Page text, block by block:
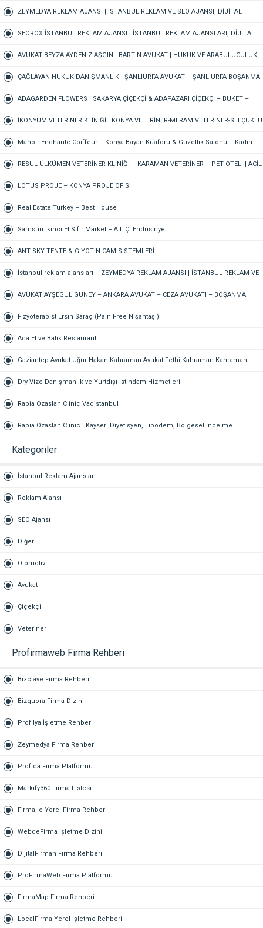
ZEYMEDYA REKLAM AJANSI | İSTANBUL REKLAM VE SEO AJANSI, DİJİTAL
PAZARLAMA AJANSI, SOSYAL MEDYA AJANSI, 360 REKLAM
SEOROX İSTANBUL REKLAM AJANSI | İSTANBUL REKLAM AJANSLARI, DİJİTAL
PAZARLAMA AJANSI, SEO AJANSI & SOSYAL MEDYA AJANSI
AVUKAT BEYZA AYDENİZ AŞGIN | BARTIN AVUKAT | HUKUK VE ARABULUCULUK
BÜROSU – AİLE, CEZA, İŞ HUKUKU, BOŞANMA AVUKATI
ÇAĞLAYAN HUKUK DANIŞMANLIK | ŞANLIURFA AVUKAT – ŞANLIURFA BOŞANMA
AVUKATI ŞANLIURFA TAZMİNAT AVUKATI ŞANLIURFA CEZA AVUKATI
ADAGARDEN FLOWERS | SAKARYA ÇİÇEKÇİ & ADAPAZARI ÇİÇEKÇİ – BUKET –
GELİN ÇİÇEĞİ – DÜĞÜN-NİŞAN – ORGANİZASYON – ONLINE SİPARİŞ
İKONYUM VETERİNER KLİNİĞİ | KONYA VETERİNER-MERAM VETERİNER-SELÇUKLU
VETERİNER-KARATAY | ACİL-7/24 NÖBETÇİ VETERİNER KLİNİĞİ
Manoir Enchante Coiffeur – Konya Bayan Kuaförü & Güzellik Salonu – Kadın
Kuaförü – Meram Kuaför – Bayan Kuaförü – Konya Kuaför
RESUL ÜLKÜMEN VETERİNER KLİNİĞİ – KARAMAN VETERİNER – PET OTELİ | ACİL
VETERİNER – 7/24 AÇIK NÖBETÇİ VETERİNER KLİNİĞİ
LOTUS PROJE – KONYA PROJE OFİSİ
Real Estate Turkey – Best House
Samsun İkinci El Sıfır Market – A.L.Ç. Endüstriyel
ANT SKY TENTE & GİYOTİN CAM SİSTEMLERİ
İstanbul reklam ajansları – ZEYMEDYA REKLAM AJANSI | İSTANBUL REKLAM VE
SEO AJANSI, DİJİTAL PAZARLAMA AJANSI, SOSYAL MEDYA AJANSI, 360
REKLAM
AVUKAT AYŞEGÜL GÜNEY – ANKARA AVUKAT – CEZA AVUKATI – BOŞANMA
AVUKATI – TAZMİNAT AVUKATI
Fizyoterapist Ersin Saraç (Pain Free Nişantaşı)
Ada Et ve Balık Restaurant
Gaziantep Avukat Uğur Hakan Kahraman Avukat Fethi Kahraman-Kahraman
Hukuk Bürosu Gaziantep
Dry Vize Danışmanlık ve Yurtdışı İstihdam Hizmetleri
Rabia Özaslan Clinic Vadistanbul
Rabia Özaslan Clinic I Kayseri Diyetisyen, Lipödem, Bölgesel İncelme
Kategoriler
İstanbul Reklam Ajansları
Reklam Ajansı
SEO Ajansı
Diğer
Otomotiv
Avukat
Çiçekçi
Veteriner
Profirmaweb Firma Rehberi
Bizclave Firma Rehberi
Bizquora Firma Dizini
Profilya İşletme Rehberi
Zeymedya Firma Rehberi
Profica Firma Platformu
Markify360 Firma Listesi
Firmalio Yerel Firma Rehberi
WebdeFirma İşletme Dizini
DijitalFirman Firma Rehberi
ProFirmaWeb Firma Platformu
FirmaMap Firma Rehberi
LocalFirma Yerel İşletme Rehberi